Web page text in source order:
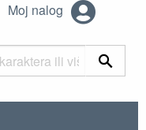
Moj nalog